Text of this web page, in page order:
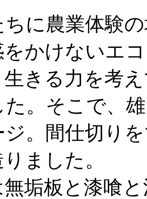
に農業体験
かけないエ
生きる力を考
。そこで、
ジ。間仕切り
ました。
垢板と漆喰